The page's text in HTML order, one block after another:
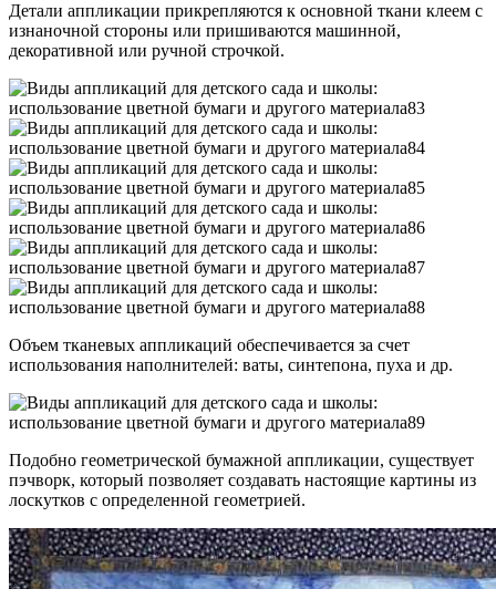
Детали аппликации прикрепляются к основной ткани клеем с
изнаночной стороны или пришиваются машинной,
декоративной или ручной строчкой.
Объем тканевых аппликаций обеспечивается за счет
использования наполнителей: ваты, синтепона, пуха и др.
Подобно геометрической бумажной аппликации, существует
пэчворк, который позволяет создавать настоящие картины из
лоскутков с определенной геометрией.